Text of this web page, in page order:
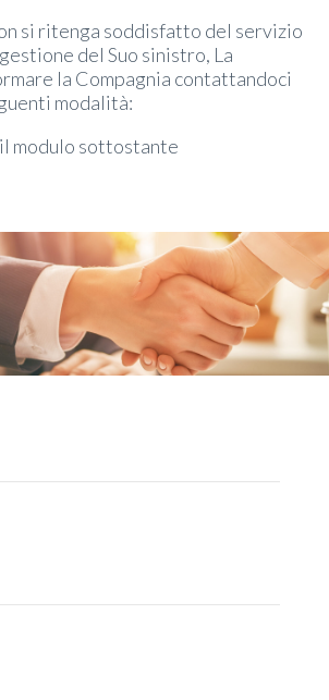
si ritenga soddisfatto del servizio
del Suo sinistro, La
la Compagnia contattandoci
modalità:
modulo sottostante